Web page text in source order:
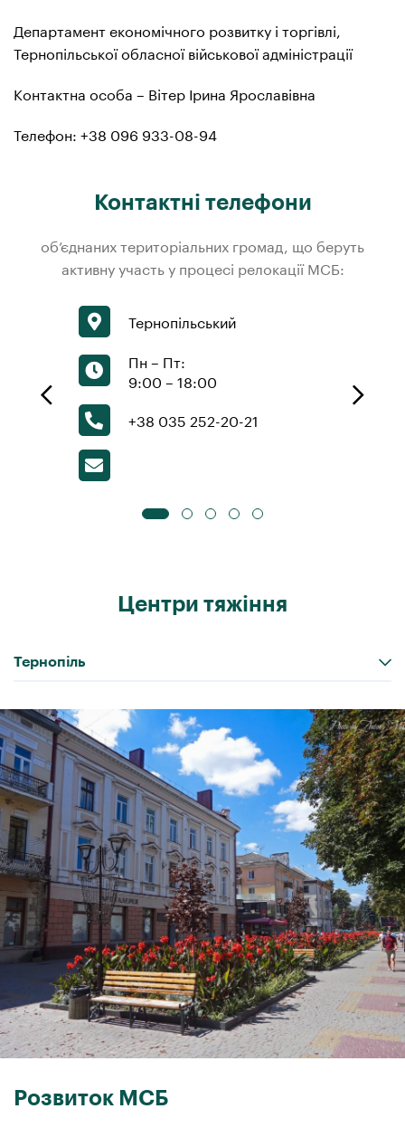
Департамент економічного розвитку і торгівлі,
Тернопільської обласної військової адміністрації
Контактна особа – Вітер Ірина Ярославівна
Телефон: +38 096 933-08-94
Контактні телефони
об’єднаних територіальних громад, що беруть
активну участь у процесі релокації МСБ:
Тернопільський
Пн – Пт:
9:00 – 18:00
+38 035 252-20-21
Центри тяжіння
Тернопіль
Розвиток МСБ